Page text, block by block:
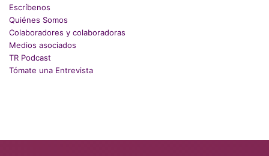
Escríbenos
Quiénes Somos
Colaboradores y colaboradoras
Medios asociados
TR Podcast
Tómate una Entrevista